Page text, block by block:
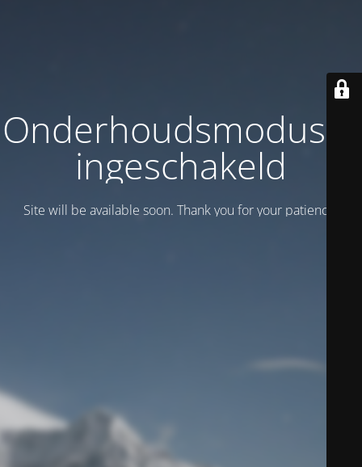
Onderhoudsmodus is
ingeschakeld
Site will be available soon. Thank you for your patience!